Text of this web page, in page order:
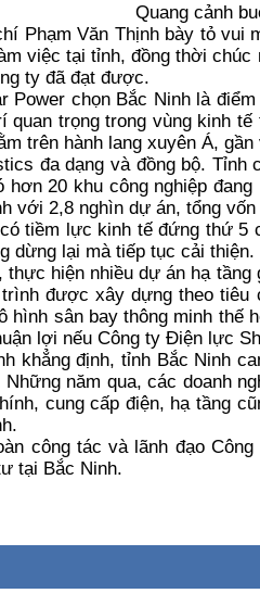
Quang cảnh
Phạm Văn Thịnh bày tỏ
việc tại tỉnh, đồng thời
ty đã đạt được.
Power chọn Bắc Ninh là
quan trọng trong vùng kinh
trên hành lang xuyên Á,
đa dạng và đồng bộ.
hơn 20 khu công nghiệp
với 2,8 nghìn dự án, tổng
tiềm lực kinh tế đứng thứ
dừng lại mà tiếp tục cải thiện.
thực hiện nhiều dự án hạ
được xây dựng theo
hình sân bay thông minh thế
lợi nếu Công ty Điện lực
khẳng định, tỉnh Bắc Ninh
năm qua, các doanh
cung cấp điện, hạ tầng
công tác và lãnh đạo
tại Bắc Ninh.